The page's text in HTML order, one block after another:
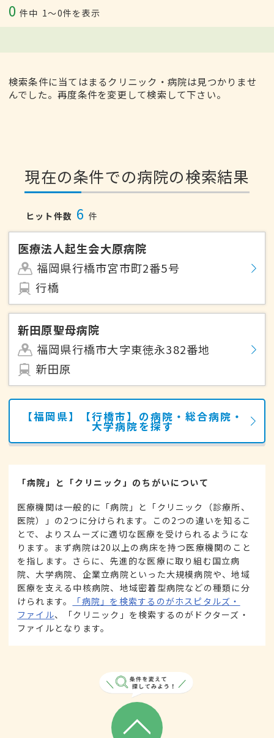
0 件中 1〜0件を表示
検索条件に当てはまるクリニック・病院は見つかりませ
んでした。再度条件を変更して検索して下さい。
現在の条件での病院の検索結果
ヒット件数 6 件
医療法人起生会大原病院
福岡県行橋市宮市町2番5号
行橋
新田原聖母病院
福岡県行橋市大字東徳永382番地
新田原
【福岡県】【行橋市】の病院・総合病院・
大学病院を探す
「病院」と「クリニック」のちがいについて
医療機関は一般的に「病院」と「クリニック（診療所、
医院）」の2つに分けられます。この2つの違いを知るこ
とで、よりスムーズに適切な医療を受けられるようにな
ります。まず病院は20以上の病床を持つ医療機関のこと
を指します。さらに、先進的な医療に取り組む国立病
院、大学病院、企業立病院といった大規模病院や、地域
医療を支える中核病院、地域密着型病院などの種類に分
けられます。
「病院」を検索するのがホスピタルズ・
ファイル、「クリニック」を検索するのがドクターズ・
ファイルとなります。